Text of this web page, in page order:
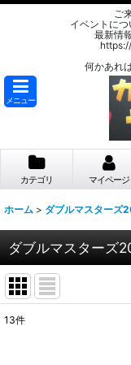
ご
イベントにつ
最新情
何かあれ
メニュー
カテゴリ マイページ
ホーム > ダブルマスターズ
ダブルマスター
13件